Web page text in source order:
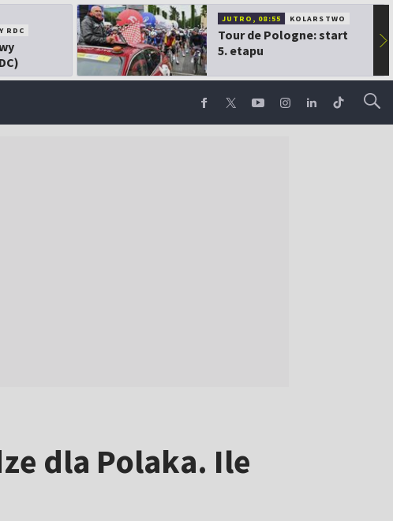
RDC
JUTRO, 08:55 KOLARSTWO
Tour de Pologne: start
5. etapu
▶
dla Polaka. Ile